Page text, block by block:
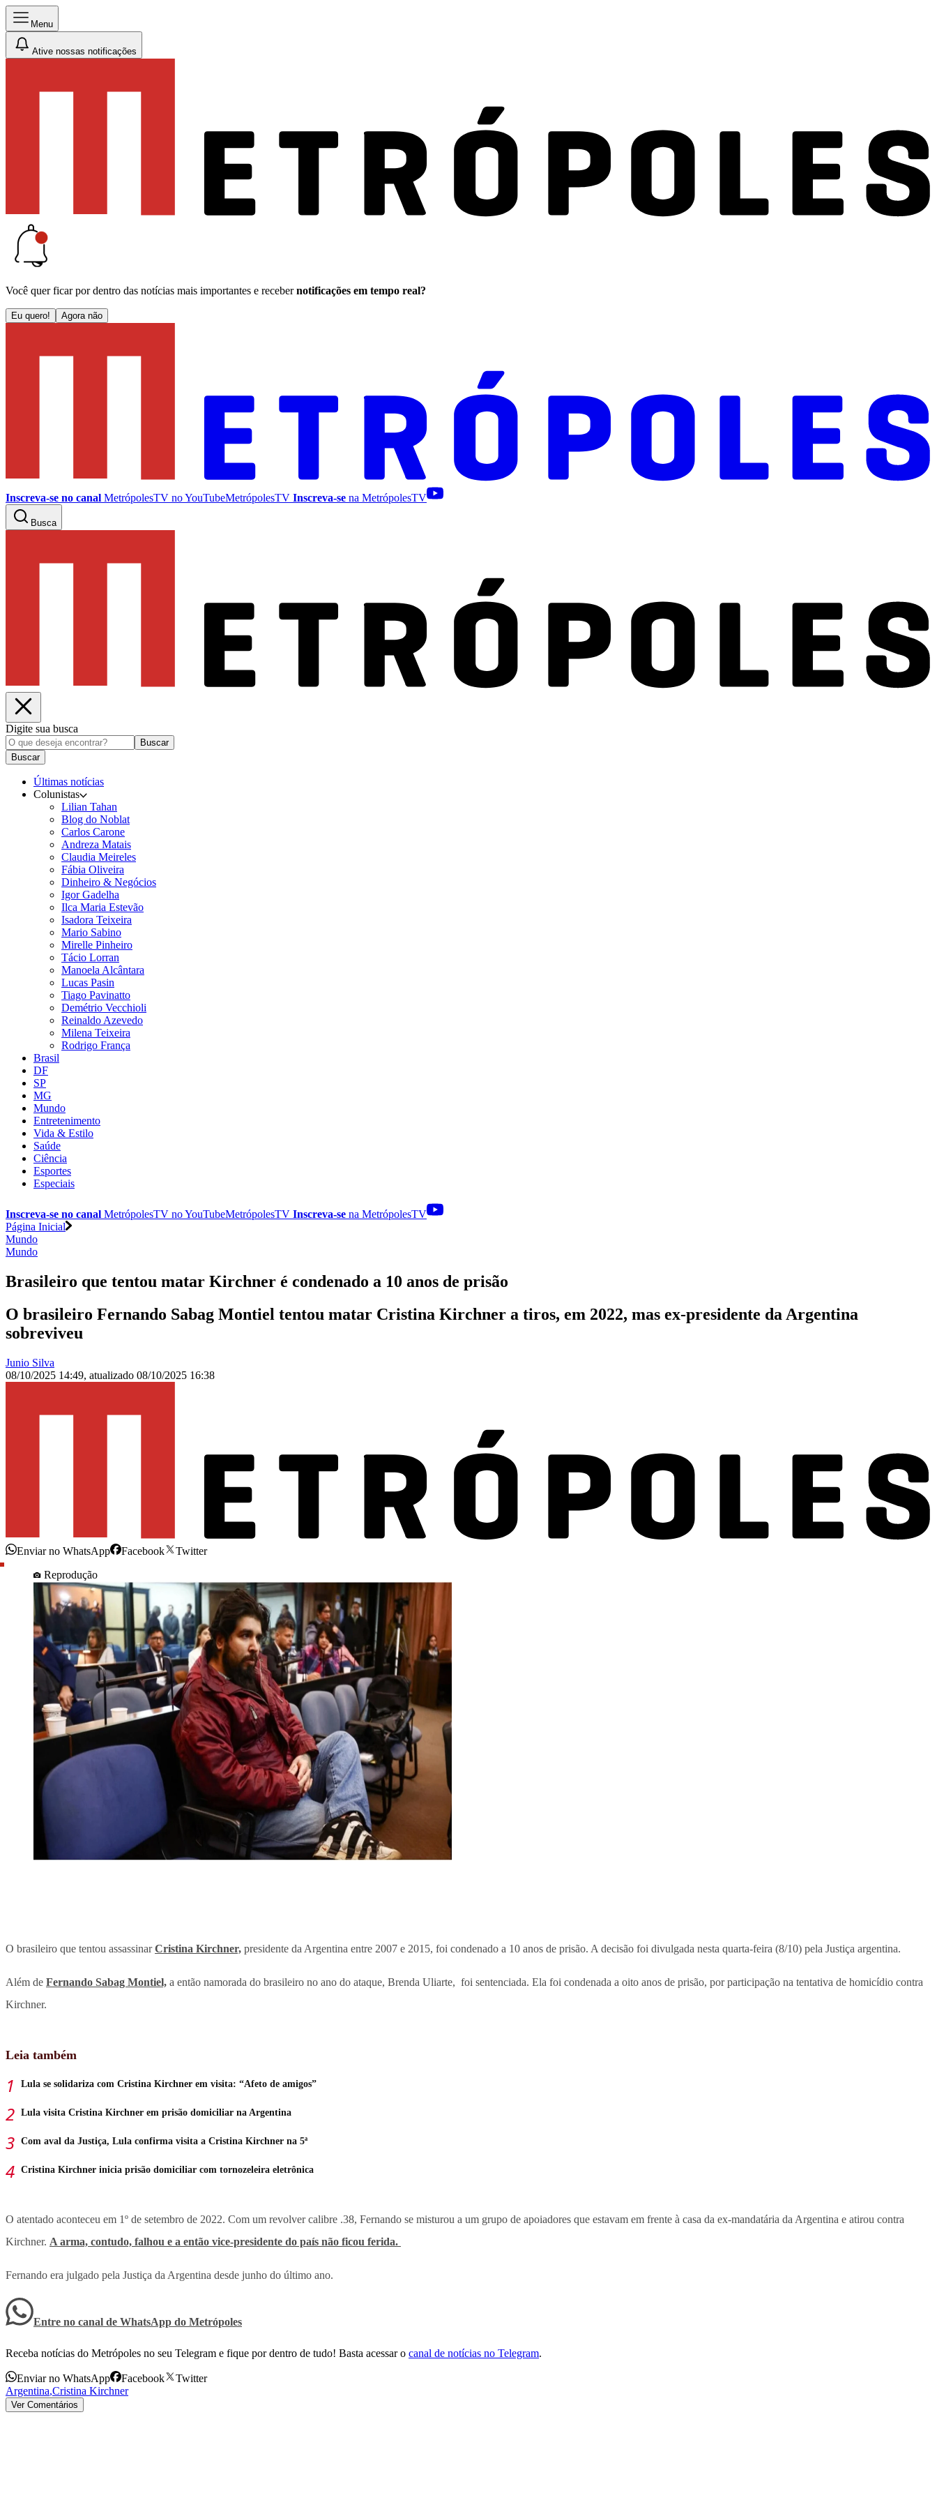
Menu
Ative nossas notificações
Você quer ficar por dentro das notícias mais importantes e receber notificações em tempo real?
Eu quero! Agora não
Inscreva-se no canal MetrópolesTV noYouTubeMetrópolesTV Inscreva-se na MetrópolesTV
Busca
Digite sua busca
Buscar
Buscar
Últimas notícias
Colunistas
Lilian Tahan
Blog do Noblat
Carlos Carone
Andreza Matais
Claudia Meireles
Fábia Oliveira
Dinheiro & Negócios
Igor Gadelha
Ilca Maria Estevão
Isadora Teixeira
Mario Sabino
Mirelle Pinheiro
Tácio Lorran
Manoela Alcântara
Lucas Pasin
Tiago Pavinatto
Demétrio Vecchioli
Reinaldo Azevedo
Milena Teixeira
Rodrigo França
Brasil
DF
SP
MG
Mundo
Entretenimento
Vida & Estilo
Saúde
Ciência
Esportes
Especiais
Inscreva-se no canal MetrópolesTV noYouTubeMetrópolesTV Inscreva-se na MetrópolesTV
Página Inicial
Mundo
Mundo
Brasileiro que tentou matar Kirchner é condenado a 10 anos de prisão
O brasileiro Fernando Sabag Montiel tentou matar Cristina Kirchner a tiros, em 2022, mas ex-presidente da Argentina
sobreviveu
Junio Silva
08/10/2025 14:49, atualizado 08/10/2025 16:38
Enviar no WhatsApp Facebook
Twitter
Reprodução
O brasileiro que tentou assassinarCristina Kirchner, presidente da Argentina entre 2007 e 2015, foi condenado a 10 anos de prisão. A decisão foi divulgada nesta quarta-feira (8/10) pela Justiça argentina.
Além de Fernando Sabag Montiel, a então namorada do brasileiro no ano do ataque, Brenda Uliarte, foi sentenciada. Ela foi condenada a oito anos de prisão, por participação na tentativa de homicídio contra
Kirchner.
Leia também
Lula se solidariza com Cristina Kirchner em visita: “Afeto de amigos”
Lula visita Cristina Kirchner em prisão domiciliar na Argentina
Com aval da Justiça, Lula confirma visita a Cristina Kirchner na 5ª
Cristina Kirchner inicia prisão domiciliar com tornozeleira eletrônica
O atentado aconteceu em 1º de setembro de 2022. Com um revolver calibre .38, Fernando se misturou a um grupo de apoiadores que estavam em frente à casa da ex-mandatária da Argentina e atirou contra
Kirchner. A arma, contudo, falhou e a então vice-presidente do país não ficou ferida.
Fernando era julgado pela Justiça da Argentina desde junho do último ano.
Entre no canal de WhatsApp do Metrópoles
Receba notícias do Metrópoles no seu Telegram e fique por dentro de tudo! Basta acessar o canal de notícias no Telegram.
Enviar no WhatsApp Facebook
Twitter
Argentina,Cristina Kirchner
Ver Comentários